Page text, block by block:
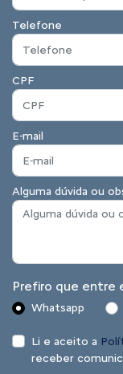
Telefone
CPF
E-mail
Alguma dúvida ou
Prefiro que entre
Whatsapp
Li e aceito a
receber